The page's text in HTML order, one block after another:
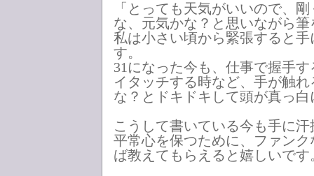
「とっても天気がいいので、
な、元気かな？と思いながら
私は小さい頃から緊張すると
す。
31になった今も、仕事で握手
イタッチする時など、手が触
な？とドキドキして頭が真っ
こうして書いている今も手に
平常心を保つために、ファン
ば教えてもらえると嬉しいです